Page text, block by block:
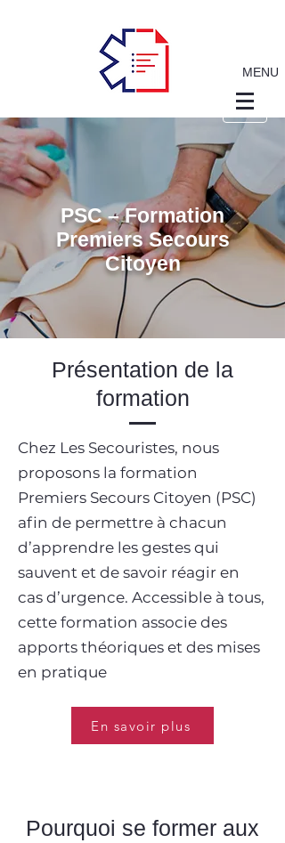
MENU
PSC – Formation
Premiers Secours
Citoyen
Présentation de la
formation
Chez Les Secouristes, nous
proposons la formation
Premiers Secours Citoyen (PSC)
afin de permettre à chacun
d’apprendre les gestes qui
sauvent et de savoir réagir en
cas d’urgence. Accessible à tous,
cette formation associe des
apports théoriques et des mises
en pratique
En savoir plus
Pourquoi se former aux